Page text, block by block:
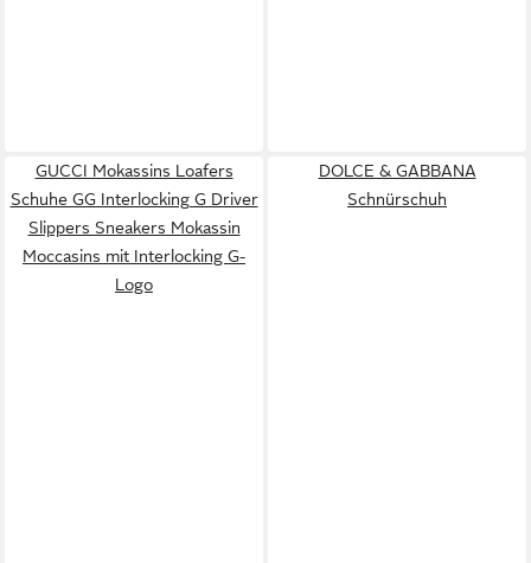
GUCCI Mokassins Loafers
Schuhe GG Interlocking G Driver
Slippers Sneakers Mokassin
Moccasins mit Interlocking G-
Logo
DOLCE & GABBANA
Schnürschuh